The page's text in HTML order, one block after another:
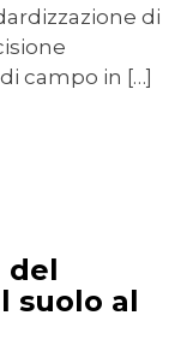
di
campo in […]
del
suolo al